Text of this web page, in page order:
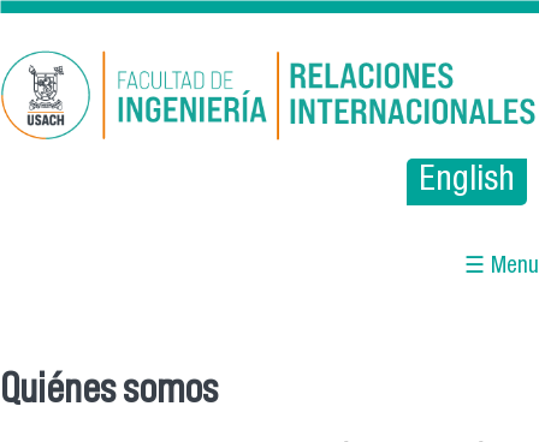
Pasar al contenido principal
English
☰ Menu
Quiénes somos